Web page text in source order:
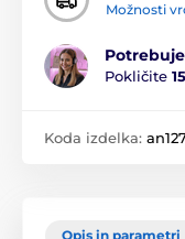
Možnosti
Pokličite
Koda izdelka:
Opis in parametri